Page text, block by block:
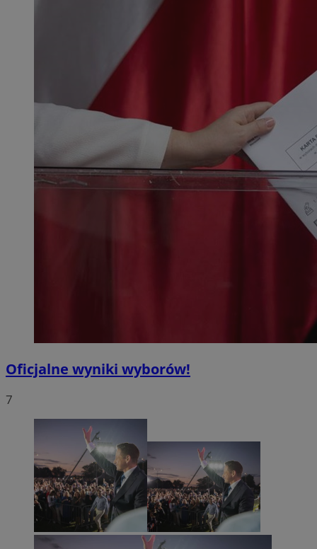
Oficjalne wyniki wyborów!
7